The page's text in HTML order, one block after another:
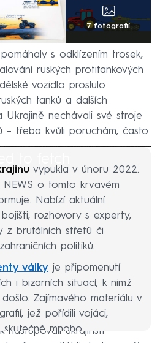
7 fotografií
s odklízením trosek,
ruských protitankových
vozidlo proslulo
tanků a dalších
Ukrajině nechávali své stroje
– třeba kvůli poruchám, často
vypukla v únoru 2022.
NEWS o tomto krvavém
Nabízí aktuální
rozhovory s experty,
z brutálních střetů či
politiků.
války je připomenutí
i bizarních situací, k nimž
Zajímavého materiálu v
jež pořídili vojáci,
mnoho.
nastupovali ukrajinští